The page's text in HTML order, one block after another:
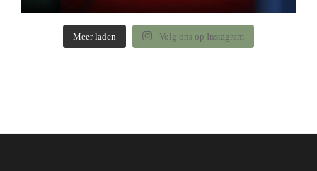
Meer laden Volg ons op Instagram